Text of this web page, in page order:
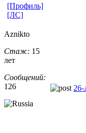
[Профиль]
[ЛС]
Aznikto
Стаж: 15
лет
Сообщений:
126